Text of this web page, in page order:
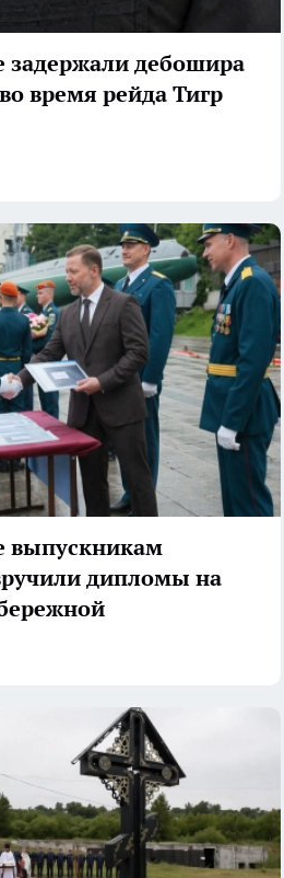
задержали дебошира
время рейда Тигр
выпускникам
дипломы на